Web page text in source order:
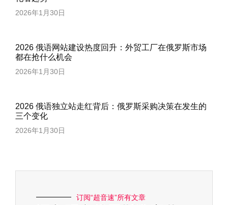
2026年1月30日
2026 俄语网站建设热度回升：外贸工厂在俄罗斯市场
都在抢什么机会
2026年1月30日
2026 俄语独立站走红背后：俄罗斯采购决策在发生的
三个变化
2026年1月30日
订阅“超音速”所有文章